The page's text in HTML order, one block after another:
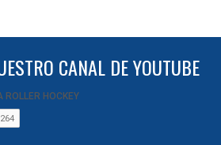
CANAL DE YOUTUBE